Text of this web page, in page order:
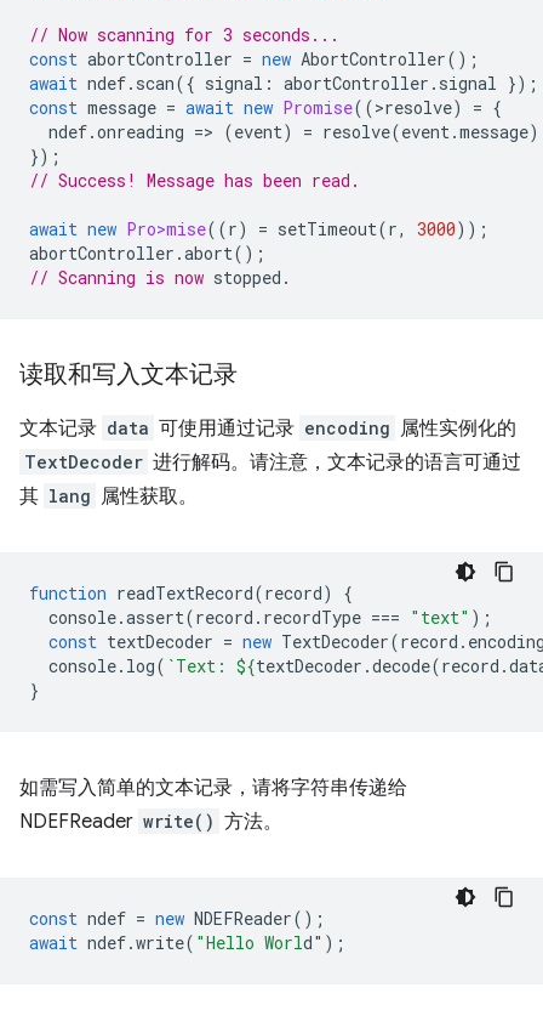
// Now scanning for 3 seconds...
const abortController = new AbortController();
await ndef. scan({ signal : abortController . signal });
const message = await new Promise((>resolve) = {
ndef.onreading => (event) = resolve(event.message
});
// Success! Message has been read.
await new Pro>mise((r) = setTimeout(r, 3000));
abortController .abort();
// Scanning is now
读取和写入文本记录
文本记录 data 可使用通过记录 encoding 属性实例化的
TextDecoder 进行解码。请注意，文本记录的语言可通过
其 lang 属性获取。
function readTextRecord(record)
{
console.assert(record . recordType === "text" );
const textDecoder = new TextDecoder(record .
console. log( `Text: ${textDecoder .decode(record .
}
如需写入简单的文本记录，请将字符串传递给
NDEFReader write() 方法。
const ndef = new NDEFReader();
await ndef.write( "Hello World" );